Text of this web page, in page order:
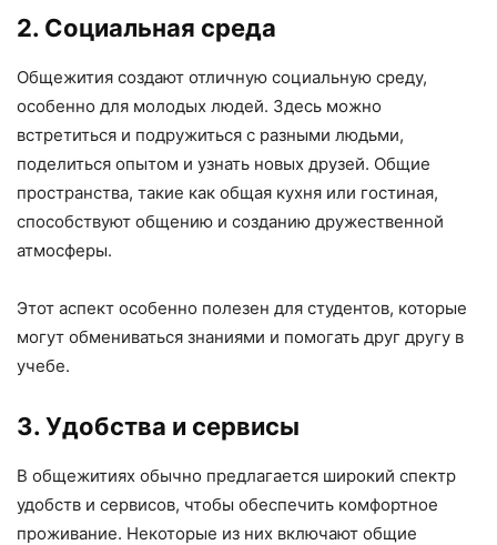
2. Социальная среда
Общежития создают отличную социальную среду,
особенно для молодых людей. Здесь можно
встретиться и подружиться с разными людьми,
поделиться опытом и узнать новых друзей. Общие
пространства, такие как общая кухня или гостиная,
способствуют общению и созданию дружественной
атмосферы.
Этот аспект особенно полезен для студентов, которые
могут обмениваться знаниями и помогать друг другу в
учебе.
3. Удобства и сервисы
В общежитиях обычно предлагается широкий спектр
удобств и сервисов, чтобы обеспечить комфортное
проживание. Некоторые из них включают общие